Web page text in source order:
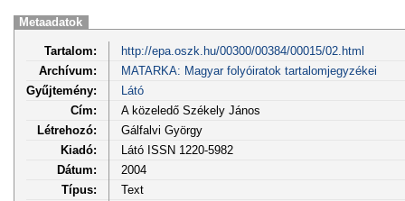
Metaadatok
Tartalom:
http://epa.oszk.hu/00300/00384/00015/02.html
Archívum:
MATARKA: Magyar folyóiratok tartalomjegyzékei
Gyűjtemény:
Látó
Cím:
A közeledő Székely János
Létrehozó:
Gálfalvi György
Kiadó:
Látó ISSN 1220-5982
Dátum:
2004
Típus:
Text